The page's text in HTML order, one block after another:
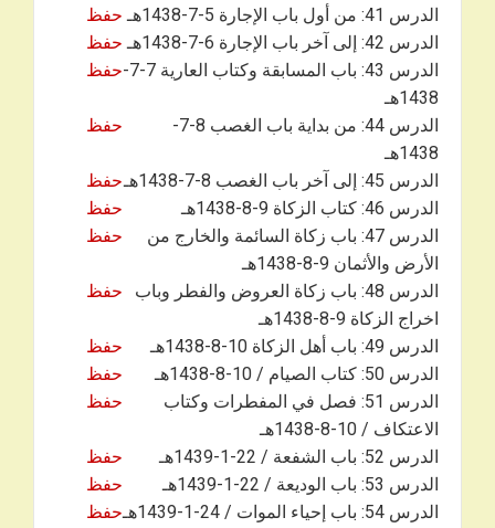
الدرس 41: من أول باب الإجارة 5-7-1438هـ
حفظ
الدرس 42: إلى آخر باب الإجارة 6-7-1438هـ
حفظ
الدرس 43: باب المسابقة وكتاب العارية 7-7-
1438هـ
حفظ
الدرس 44: من بداية باب الغصب 8-7-
1438هـ
حفظ
الدرس 45: إلى آخر باب الغصب 8-7-1438هـ
حفظ
الدرس 46: كتاب الزكاة 9-8-1438هـ
حفظ
الدرس 47: باب زكاة السائمة والخارج من
الأرض والأثمان 9-8-1438هـ
حفظ
الدرس 48: باب زكاة العروض والفطر وباب
اخراج الزكاة 9-8-1438هـ
حفظ
الدرس 49: باب أهل الزكاة 10-8-1438هـ
حفظ
الدرس 50: كتاب الصيام / 10-8-1438هـ
حفظ
الدرس 51: فصل في المفطرات وكتاب
الاعتكاف / 10-8-1438هـ
حفظ
الدرس 52: باب الشفعة / 22-1-1439هـ
حفظ
الدرس 53: باب الوديعة / 22-1-1439هـ
حفظ
الدرس 54: باب إحياء الموات / 24-1-1439هـ
حفظ